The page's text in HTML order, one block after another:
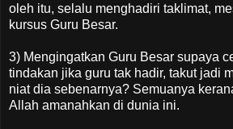
oleh itu, selalu menghadiri taklimat,
kursus Guru Besar.
3) Mengingatkan Guru Besar supaya
tindakan jika guru tak hadir, takut jadi
niat dia sebenarnya? Semuanya
Allah amanahkan di dunia ini.